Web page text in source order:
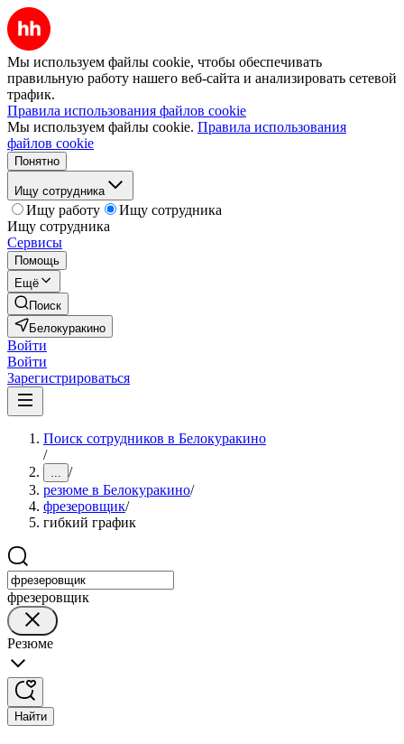
Мы используем файлы cookie, чтобы обеспечивать
правильную работу нашего веб-сайта и анализировать сетевой
трафик.
Правила использования файлов cookie
Мы используем файлы cookie. Правила использования
файлов cookie
Понятно
Ищу сотрудника
Ищу работу
Ищу сотрудника
Ищу сотрудника
Сервисы
Помощь
Ещё
Поиск
Белокуракино
Войти
Войти
Зарегистрироваться
Поиск сотрудников в Белокуракино
/
... /
резюме в Белокуракино/
фрезеровщик/
гибкий график
фрезеровщик
Резюме
Найти